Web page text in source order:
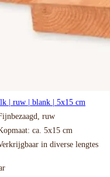
| ruw | blank | 5x15 cm
ruw
ca. 5x15 cm
in diverse lengtes